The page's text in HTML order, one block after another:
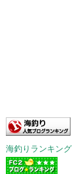
海釣りランキング